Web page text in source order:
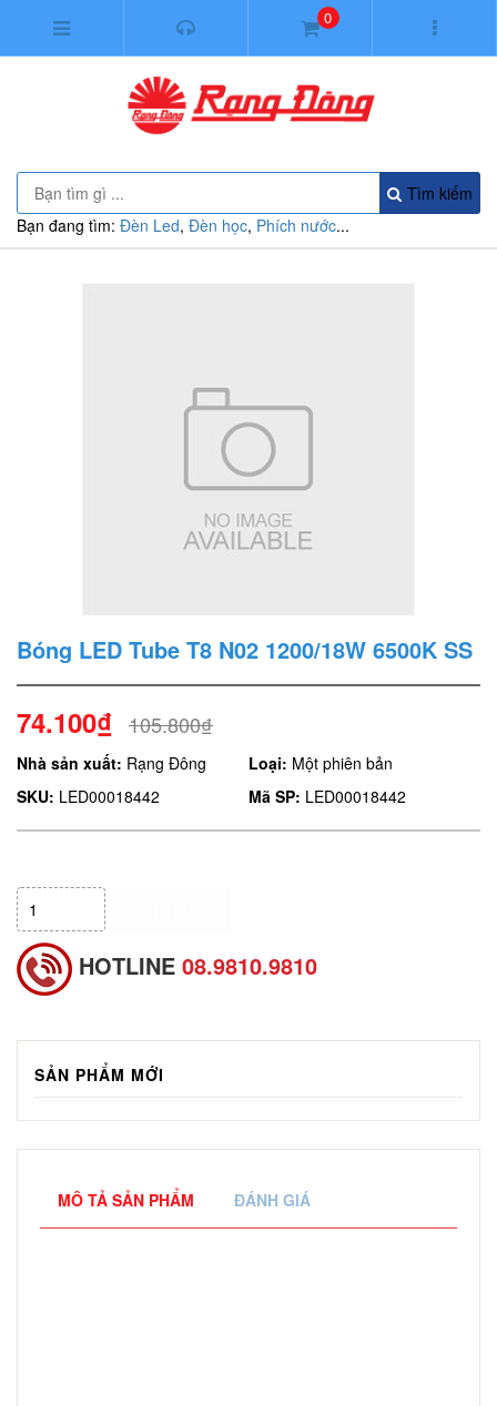
0
Tìm kiếm
Bạn đang tìm: Đèn Led, Đèn học, Phích nước...
Bóng LED Tube T8 N02 1200/18W 6500K SS
74.100₫ 105.800₫
Nhà sản xuất: Rạng Đông Loại: Một phiên bản
SKU: LED00018442 Mã SP: LED00018442
HOTLINE 08.9810.9810
SẢN PHẨM MỚI
MÔ TẢ SẢN PHẨM ĐÁNH GIÁ